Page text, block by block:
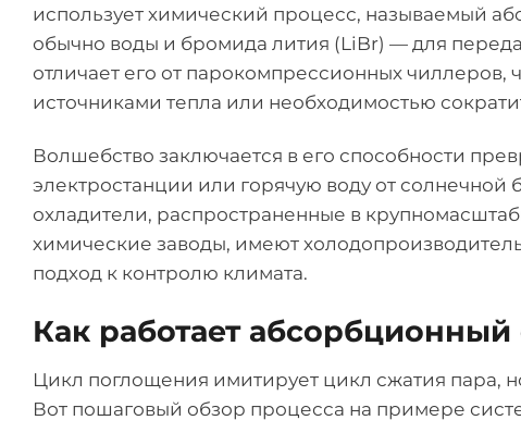
использует химический процесс, называемый
обычно воды и бромида лития (LiBr) — для
отличает его от парокомпрессионных
источниками тепла или необходимостью
Волшебство заключается в его способности
электростанции или горячую воду от
охладители, распространенные в
химические заводы, имеют
подход к контролю климата.
Как работает абсорбционный
Цикл поглощения имитирует цикл сжатия пара,
Вот пошаговый обзор процесса на примере